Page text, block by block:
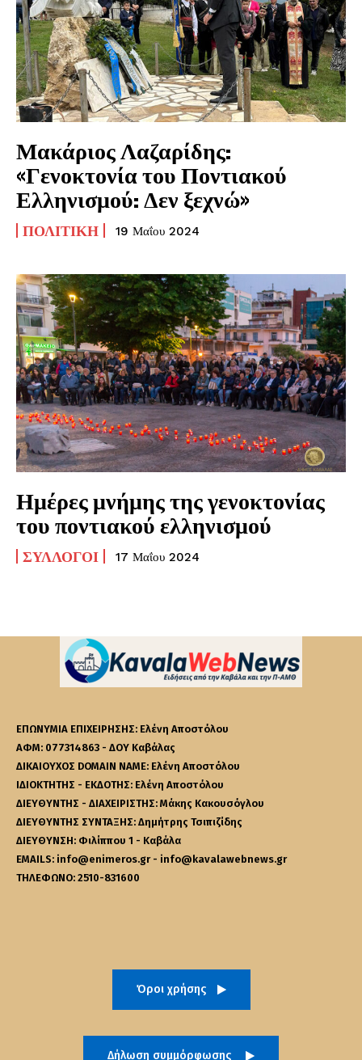
Μακάριος Λαζαρίδης:
«Γενοκτονία του Ποντιακού
Ελληνισμού: Δεν ξεχνώ»
ΠΟΛΙΤΙΚΉ 19 Μαΐου 2024
Ημέρες μνήμης της γενοκτονίας
του ποντιακού ελληνισμού
ΣΎΛΛΟΓΟΙ 17 Μαΐου 2024
ΕΠΩΝΥΜΙΑ ΕΠΙΧΕΙΡΗΣΗΣ: Ελένη Αποστόλου
ΑΦΜ: 077314863 - ΔΟΥ Καβάλας
ΔΙΚΑΙΟΥΧΟΣ DOMAIN NAME: Ελένη Αποστόλου
ΙΔΙΟΚΤΗΤΗΣ - ΕΚΔΟΤΗΣ: Ελένη Αποστόλου
ΔΙΕΥΘΥΝΤΗΣ - ΔΙΑΧΕΙΡΙΣΤΗΣ: Μάκης Κακουσόγλου
ΔΙΕΥΘΥΝΤΗΣ ΣΥΝΤΑΞΗΣ: Δημήτρης Τσιπιζίδης
ΔΙΕΥΘΥΝΣΗ: Φιλίππου 1 - Καβάλα
EMAILS: info@enimeros.gr - info@kavalawebnews.gr
ΤΗΛΕΦΩΝΟ: 2510-831600
Όροι χρήσης
Δήλωση συμμόρφωσης